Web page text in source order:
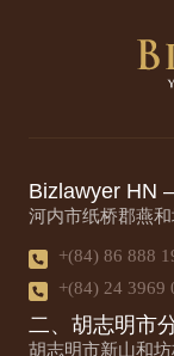
Bizlawyer HN
河内市纸桥郡燕和
+(84) 86 888
+(84) 24 3969
二、胡志明市
胡志明市新山和